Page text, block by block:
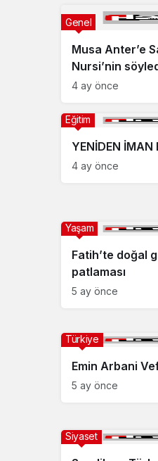
Musa Anter’e
Nursi’nin
Genel
4 ay önce
YENİDEN İMAN
Eğitim
4 ay önce
Fatih’te doğal
patlaması
Yaşam
5 ay önce
Emin Arbani
Türkiye
5 ay önce
Siyaset